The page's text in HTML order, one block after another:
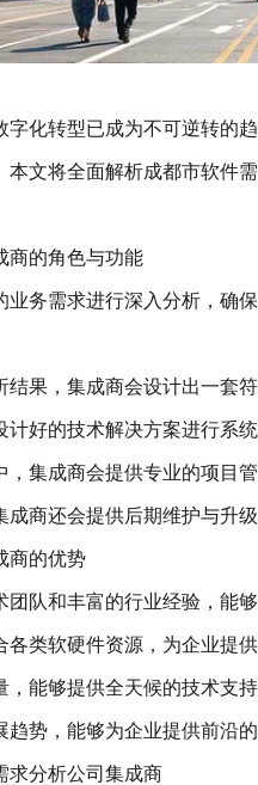
化转型已成为不可逆转的
文将全面解析成都市软件
商的角色与功能
业务需求进行深入分析，确
结果，集成商会设计出一套
计好的技术解决方案进行系
，集成商会提供专业的项目
成商还会提供后期维护与升
商的优势
团队和丰富的行业经验，能
各类软硬件资源，为企业提
，能够提供全天候的技术支
趋势，能够为企业提供前沿
求分析公司集成商